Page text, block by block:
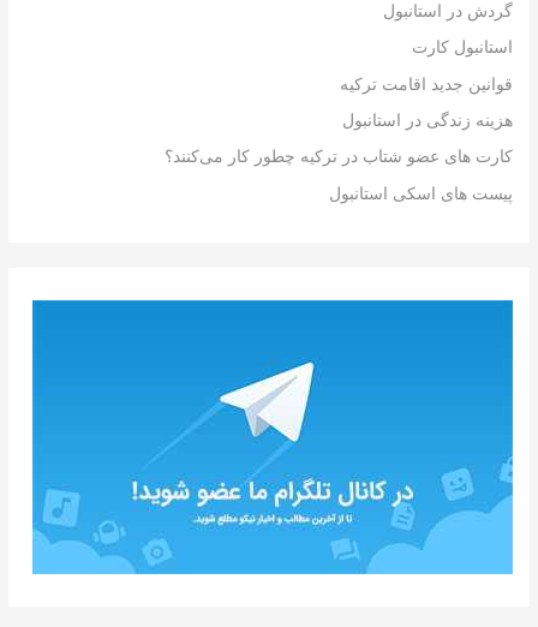
گردش در استانبول
استانبول کارت
قوانین جدید اقامت ترکیه
هزینه زندگی در استانبول
کارت های عضو شتاب در ترکیه چطور کار می‌کنند؟
پیست های اسکی استانبول